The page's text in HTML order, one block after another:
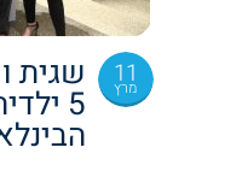
11
מרץ שגית
5